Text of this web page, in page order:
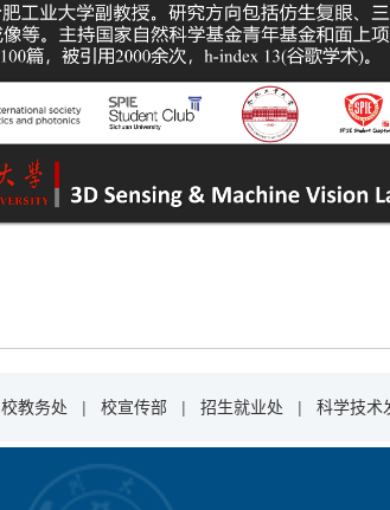
校教务处 | 校宣传部 | 招生就业处 | 科学技术